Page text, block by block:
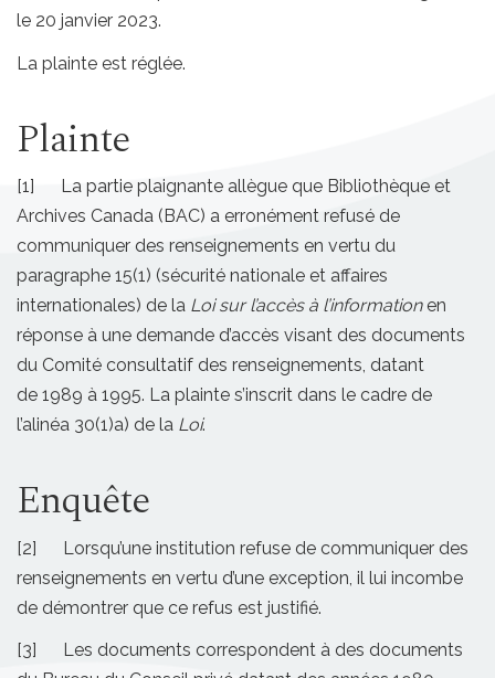
le 20 janvier 2023.
La plainte est réglée.
Plainte
[1] La partie plaignante allègue que Bibliothèque et
Archives Canada (BAC) a erronément refusé de
communiquer des renseignements en vertu du
paragraphe 15(1) (sécurité nationale et affaires
internationales) de la Loi sur l’accès à l’informationen
réponse à une demande d’accès visant des documents
du Comité consultatif des renseignements, datant
de 1989 à 1995. La plainte s’inscrit dans le cadre de
l’alinéa 30(1)a) de la Loi.
Enquête
[2] Lorsqu’une institution refuse de communiquer des
renseignements en vertu d’une exception, il lui incombe
de démontrer que ce refus est justifié.
[3] Les documents correspondent à des documents